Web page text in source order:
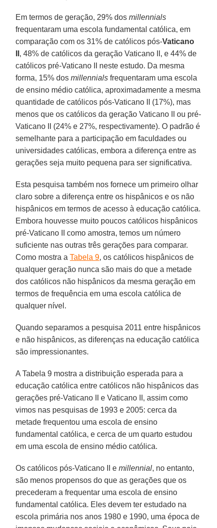
Em termos de geração, 29% dosmillennials
frequentaram uma escola fundamental católica, em
comparação com os 31% de católicos pós-Vaticano
, 48% de católicos da geração Vaticano II, e 44% de
católicos pré-Vaticano II neste estudo. Da mesma
forma, 15% dosmillennials frequentaram uma escola
de ensino médio católica, aproximadamente a mesma
quantidade de católicos pós-Vaticano II (17%), mas
menos que os católicos da geração Vaticano II ou pré-
Vaticano II (24% e 27%, respectivamente). O padrão é
semelhante para a participação em faculdades ou
universidades católicas, embora a diferença entre as
gerações seja muito pequena para ser significativa.
Esta pesquisa também nos fornece um primeiro olhar
claro sobre a diferença entre os hispânicos e os não
hispânicos em termos de acesso à educação católica.
Embora houvesse muito poucos católicos hispânicos
pré-Vaticano II como amostra, temos um número
suficiente nas outras três gerações para comparar.
Como mostra aTabela 9, os católicos hispânicos de
qualquer geração nunca são mais do que a metade
dos católicos não hispânicos da mesma geração em
termos de frequência em uma escola católica de
qualquer nível.
Quando separamos a pesquisa 2011 entre hispânicos
e não hispânicos, as diferenças na educação católica
são impressionantes.
A Tabela 9 mostra a distribuição esperada para a
educação católica entre católicos não hispânicos das
gerações pré-Vaticano II e Vaticano II, assim como
vimos nas pesquisas de 1993 e 2005: cerca da
metade frequentou uma escola de ensino
fundamental católica, e cerca de um quarto estudou
em uma escola de ensino médio católica.
Os católicos pós-Vaticano II emillennial, no entanto,
são menos propensos do que as gerações que os
precederam a frequentar uma escola de ensino
fundamental católica. Eles devem ter estudado na
escola primária nos anos 1980 e 1990, uma época de